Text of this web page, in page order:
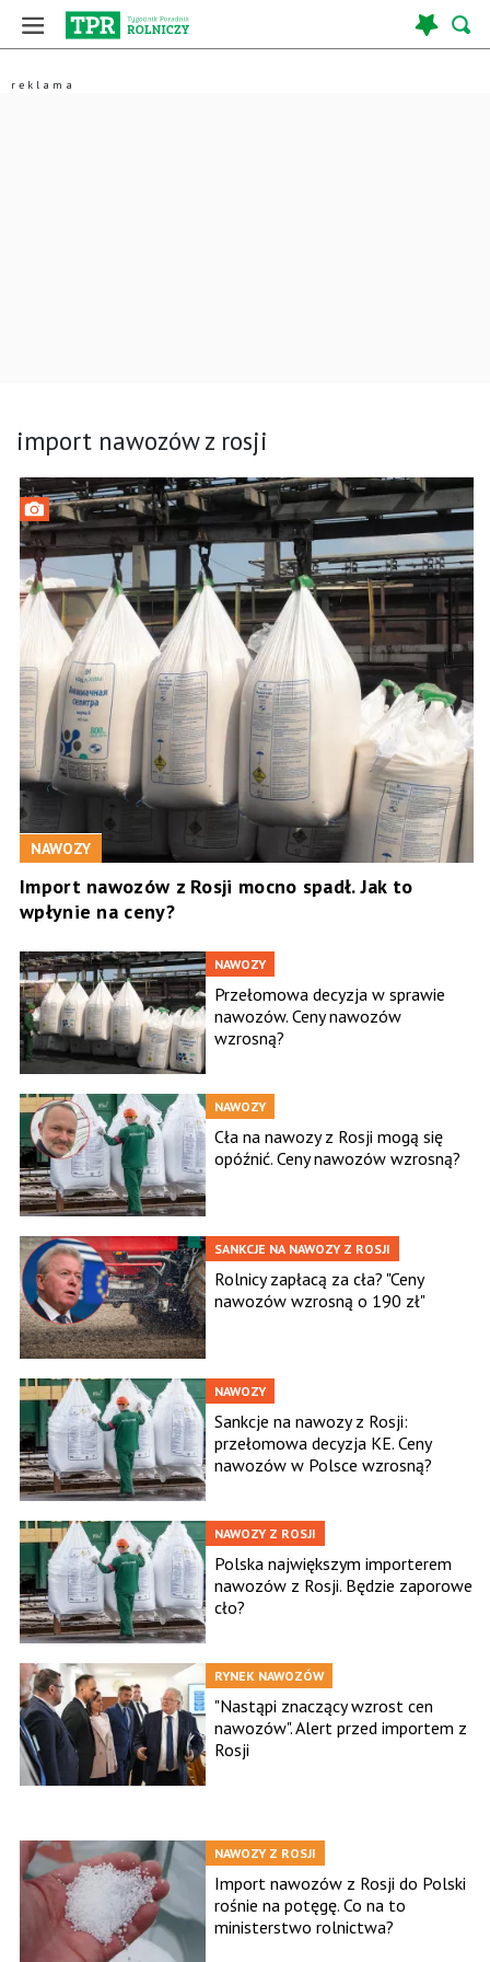
import nawozów z rosji
NAWOZY
Import nawozów z Rosji mocno spadł. Jak to
wpłynie na ceny?
NAWOZY
Przełomowa decyzja w sprawie
nawozów. Ceny nawozów
wzrosną?
NAWOZY
Cła na nawozy z Rosji mogą się
opóźnić. Ceny nawozów wzrosną?
SANKCJE NA NAWOZY Z ROSJI
Rolnicy zapłacą za cła? "Ceny
nawozów wzrosną o 190 zł"
NAWOZY
Sankcje na nawozy z Rosji:
przełomowa decyzja KE. Ceny
nawozów w Polsce wzrosną?
NAWOZY Z ROSJI
Polska największym importerem
nawozów z Rosji. Będzie zaporowe
cło?
RYNEK NAWOZÓW
"Nastąpi znaczący wzrost cen
nawozów". Alert przed importem z
Rosji
NAWOZY Z ROSJI
Import nawozów z Rosji do Polski
rośnie na potęgę. Co na to
ministerstwo rolnictwa?